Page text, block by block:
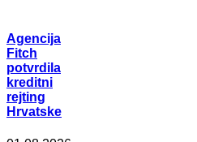
Agencija
Fitch
potvrdila
kreditni
rejting
Hrvatske